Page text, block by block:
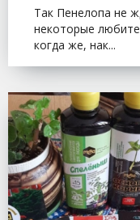
Так Пенелопа не
некоторые
когда же, нак...